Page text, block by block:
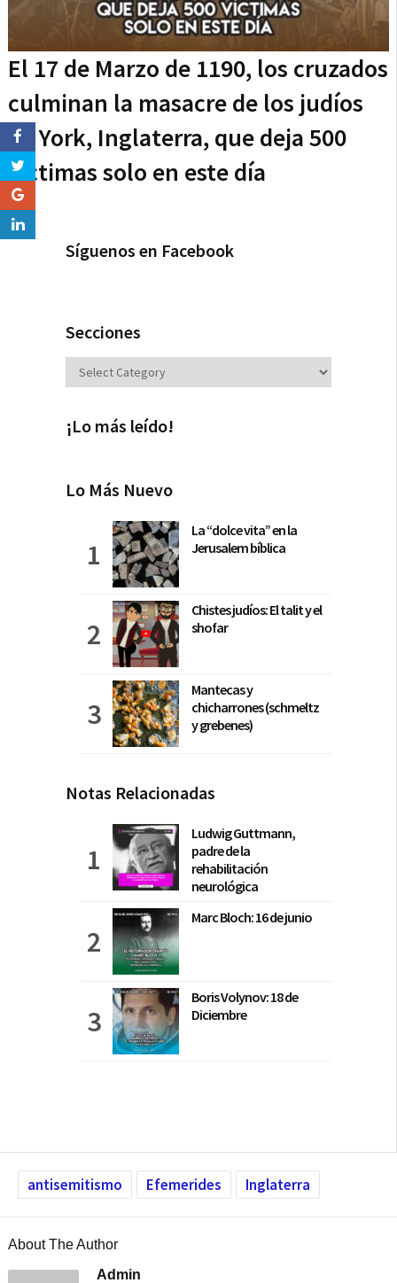
El 17 de Marzo de 1190, los cruzados
culminan la masacre de los judíos
de York, Inglaterra, que deja 500
víctimas solo en este día
Síguenos en Facebook
Secciones
Secciones
¡Lo más leído!
Lo Más Nuevo
La “dolce vita” en la
Jerusalem bíblica
Chistes judíos: El talit y el
shofar
Mantecas y
chicharrones (schmeltz
y grebenes)
Notas Relacionadas
Ludwig Guttmann,
padre de la
rehabilitación
neurológica
Marc Bloch: 16 de junio
Boris Volynov: 18 de
Diciembre
antisemitismo Efemerides Inglaterra
About The Author
Admin